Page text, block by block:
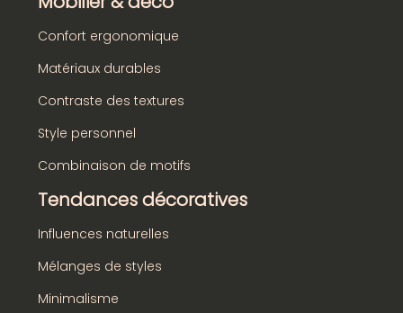
Confort ergonomique
Matériaux durables
Contraste des textures
Style personnel
Combinaison de motifs
Tendances décoratives
Influences naturelles
Mélanges de styles
Minimalisme